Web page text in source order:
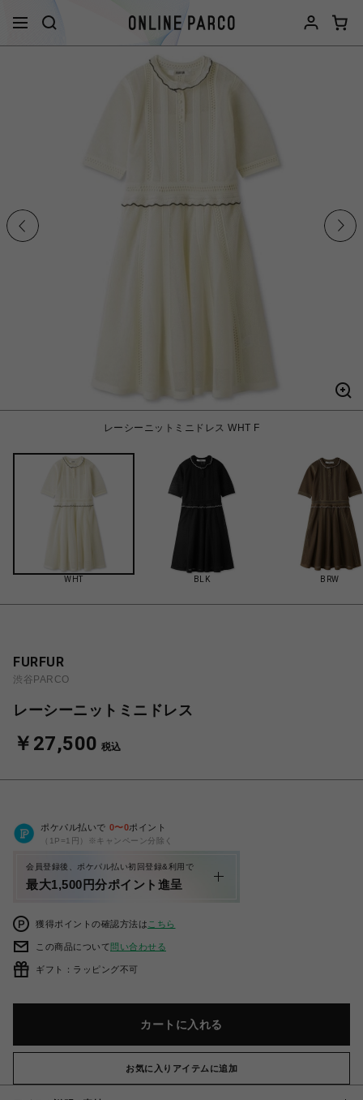
レーシーニットミニドレス WHT F
WHT BLK BRW
FURFUR
渋谷PARCO
レーシーニットミニドレス
￥27,500 税込
ポケパル払いで 0〜0ポイント
（1P=1円）※キャンペーン分除く
会員登録後、ポケパル払い初回登録&利用で
最大1,500円分ポイント進呈
獲得ポイントの確認方法は こちら
この商品について問い合わせる
ギフト：ラッピング不可
カートに入れる
お気に入りアイテムに追加